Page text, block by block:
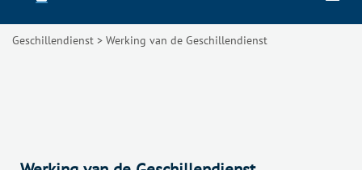
Geschillendienst > Werking van de Geschillendienst